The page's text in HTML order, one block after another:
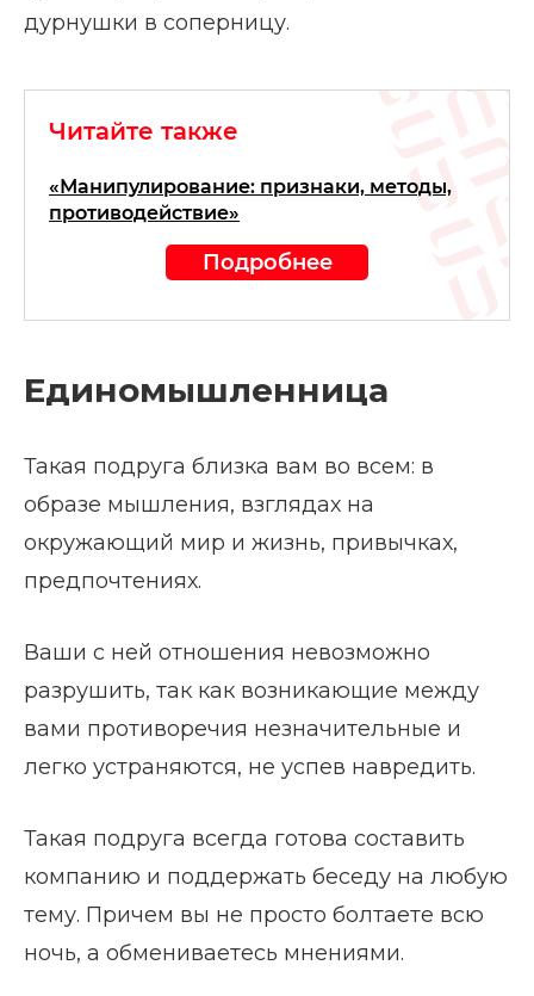
дурнушки в соперницу.
Читайте также
«Манипулирование: признаки, методы,
противодействие»
Подробнее
Единомышленница
Такая подруга близка вам во всем: в
образе мышления, взглядах на
окружающий мир и жизнь, привычках,
предпочтениях.
Ваши с ней отношения невозможно
разрушить, так как возникающие между
вами противоречия незначительные и
легко устраняются, не успев навредить.
Такая подруга всегда готова составить
компанию и поддержать беседу на любую
тему. Причем вы не просто болтаете всю
ночь, а обмениваетесь мнениями.